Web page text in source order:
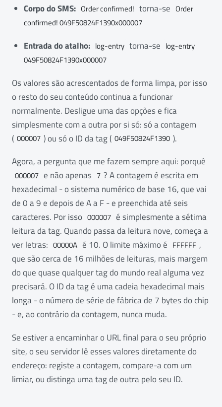
Corpo do SMS: Order confirmed! torna-se Order
confirmed! 049F50824F1390x000007
Entrada do atalho: log-entry torna-se log-entry
049F50824F1390x000007
Os valores são acrescentados de forma limpa, por isso
o resto do seu conteúdo continua a funcionar
normalmente. Desligue uma das opções e fica
simplesmente com a outra por si só: só a contagem
( 000007 ) ou só o ID da tag ( 049F50824F1390 ).
Agora, a pergunta que me fazem sempre aqui: porquê
000007 e não apenas 7 ? A contagem é escrita em
hexadecimal - o sistema numérico de base 16, que vai
de 0 a 9 e depois de A a F - e preenchida até seis
caracteres. Por isso 000007 é simplesmente a sétima
leitura da tag. Quando passa da leitura nove, começa a
ver letras: 00000A é 10. O limite máximo é FFFFFF ,
que são cerca de 16 milhões de leituras, mais margem
do que quase qualquer tag do mundo real alguma vez
precisará. O ID da tag é uma cadeia hexadecimal mais
longa - o número de série de fábrica de 7 bytes do chip
- e, ao contrário da contagem, nunca muda.
Se estiver a encaminhar o URL final para o seu próprio
site, o seu servidor lê esses valores diretamente do
endereço: registe a contagem, compare-a com um
limiar, ou distinga uma tag de outra pelo seu ID.